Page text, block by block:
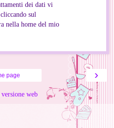
dei dati vi
sul
nella home del mio
›
page
web